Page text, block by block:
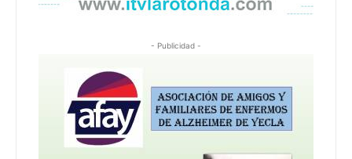
- Publicidad -